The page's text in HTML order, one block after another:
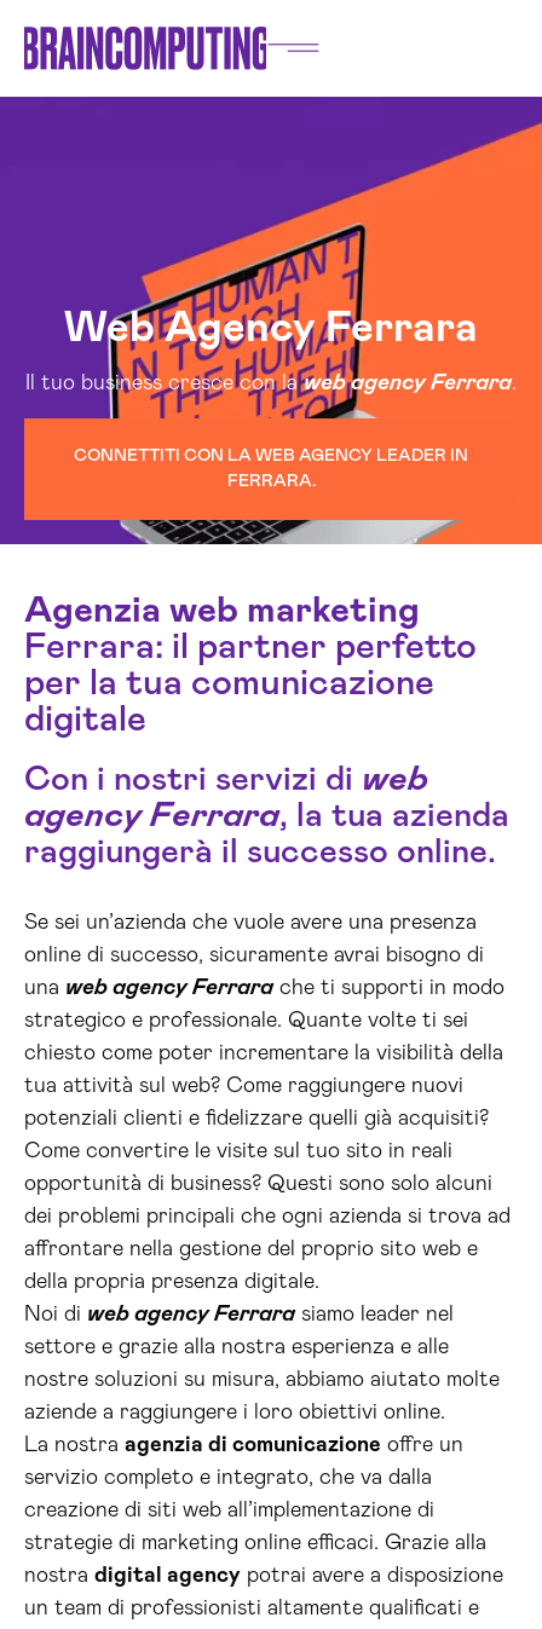
Web Agency Ferrara
Il tuo business cresce con laweb agency Ferrara.
CONNETTITI CON LA WEB AGENCY LEADER IN
FERRARA.
Agenzia web marketing
Ferrara: il partner perfetto
per la tua comunicazione
digitale
Con i nostri servizi di web
agency Ferrara, la tua azienda
raggiungerà il successo online.
Se sei un’azienda che vuole avere una presenza
online di successo, sicuramente avrai bisogno di
una web agency Ferrarache ti supporti in modo
strategico e professionale. Quante volte ti sei
chiesto come poter incrementare la visibilità della
tua attività sul web? Come raggiungere nuovi
potenziali clienti e fidelizzare quelli già acquisiti?
Come convertire le visite sul tuo sito in reali
opportunità di business? Questi sono solo alcuni
dei problemi principali che ogni azienda si trova ad
affrontare nella gestione del proprio sito web e
della propria presenza digitale.
Noi di web agency Ferrarasiamo leader nel
settore e grazie alla nostra esperienza e alle
nostre soluzioni su misura, abbiamo aiutato molte
aziende a raggiungere i loro obiettivi online.
La nostra agenzia di comunicazione offre un
servizio completo e integrato, che va dalla
creazione di siti web all’implementazione di
strategie di marketing online efficaci. Grazie alla
nostra digital agency potrai avere a disposizione
un team di professionisti altamente qualificati e